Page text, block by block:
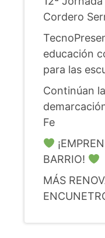
Cordero
educación
para las
Continúan
Fe
BARRIO!
MÁS